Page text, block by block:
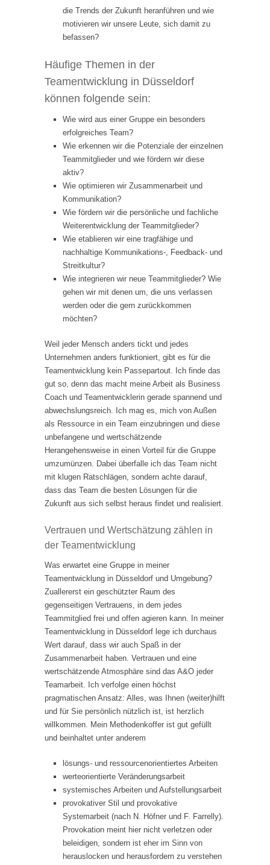
die Trends der Zukunft heranführen und wie
motivieren wir unsere Leute, sich damit zu
befassen?
Häufige Themen in der
Teamentwicklung in Düsseldorf
können folgende sein:
Wie wird aus einer Gruppe ein besonders
erfolgreiches Team?
Wie erkennen wir die Potenziale der einzelnen
Teammitglieder und wie fördern wir diese
aktiv?
Wie optimieren wir Zusammenarbeit und
Kommunikation?
Wie fördern wir die persönliche und fachliche
Weiterentwicklung der Teammitglieder?
Wie etablieren wir eine tragfähige und
nachhaltige Kommunikations-, Feedback- und
Streitkultur?
Wie integrieren wir neue Teammitglieder? Wie
gehen wir mit denen um, die uns verlassen
werden oder die gern zurückkommen
möchten?
Weil jeder Mensch anders tickt und jedes
Unternehmen anders funktioniert, gibt es für die
Teamentwicklung kein Passepartout. Ich finde das
gut so, denn das macht meine Arbeit als Business
Coach und Teamentwicklerin gerade spannend und
abwechslungsreich. Ich mag es, mich von Außen
als Ressource in ein Team einzubringen und diese
unbefangene und wertschätzende
Herangehensweise in einen Vorteil für die Gruppe
umzumünzen. Dabei überfalle ich das Team nicht
mit klugen Ratschlägen, sondern achte darauf,
dass das Team die besten Lösungen für die
Zukunft aus sich selbst heraus findet und realisiert.
Vertrauen und Wertschätzung zählen in
der Teamentwicklung
Was erwartet eine Gruppe in meiner
Teamentwicklung in Düsseldorf und Umgebung?
Zuallererst ein geschützter Raum des
gegenseitigen Vertrauens, in dem jedes
Teammitglied frei und offen agieren kann. In meiner
Teamentwicklung in Düsseldorf lege ich durchaus
Wert darauf, dass wir auch Spaß in der
Zusammenarbeit haben. Vertrauen und eine
wertschätzende Atmosphäre sind das A&O jeder
Teamarbeit. Ich verfolge einen höchst
pragmatischen Ansatz: Alles, was Ihnen (weiter)hilft
und für Sie persönlich nützlich ist, ist herzlich
willkommen. Mein Methodenkoffer ist gut gefüllt
und beinhaltet unter anderem
lösungs- und ressourcenorientiertes Arbeiten
werteorientierte Veränderungsarbeit
systemisches Arbeiten und Aufstellungsarbeit
provokativer Stil und provokative
Systemarbeit (nach N. Höfner und F. Farrelly).
Provokation meint hier nicht verletzen oder
beleidigen, sondern ist eher im Sinn von
herauslocken und herausfordern zu verstehen